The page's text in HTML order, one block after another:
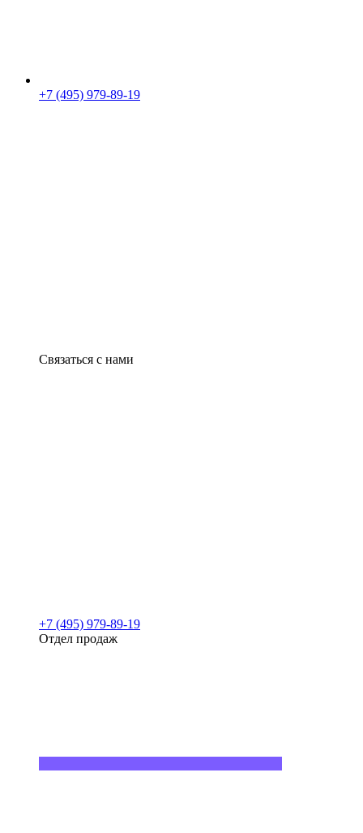
+7 (495) 979-89-19
Связаться с нами
+7 (495) 979-89-19
Отдел продаж